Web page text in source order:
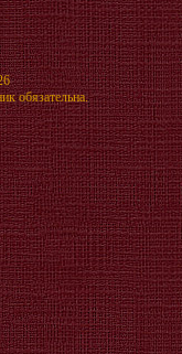
обязательна.